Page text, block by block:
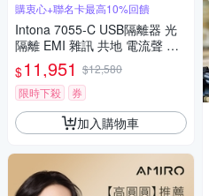
購衷心+聯名卡最高10%回饋
Intona 7055-C USB隔離器 光
隔離 EMI 雜訊 共地 電流聲 接
地 音響 專用 公司貨
$11,951 $12,580
限時下殺
券
加入購物車